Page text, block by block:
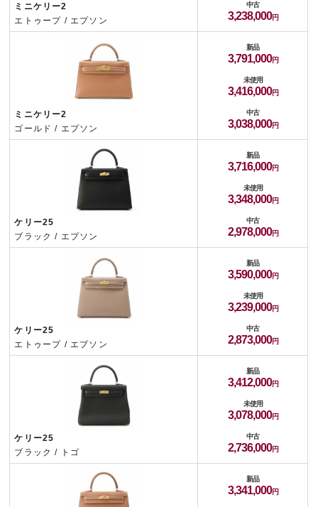
ミニケリー2
エトゥープ / エプソン
中古
3,238,000
ミニケリー2
ゴールド / エプソン
新品
3,791,000
未使用
3,416,000
中古
3,038,000
ケリー25
ブラック / エプソン
新品
3,716,000
未使用
3,348,000
中古
2,978,000
ケリー25
エトゥープ / エプソン
新品
3,590,000
未使用
3,239,000
中古
2,873,000
ケリー25
ブラック / トゴ
新品
3,412,000
未使用
3,078,000
中古
2,736,000
新品
3,341,000